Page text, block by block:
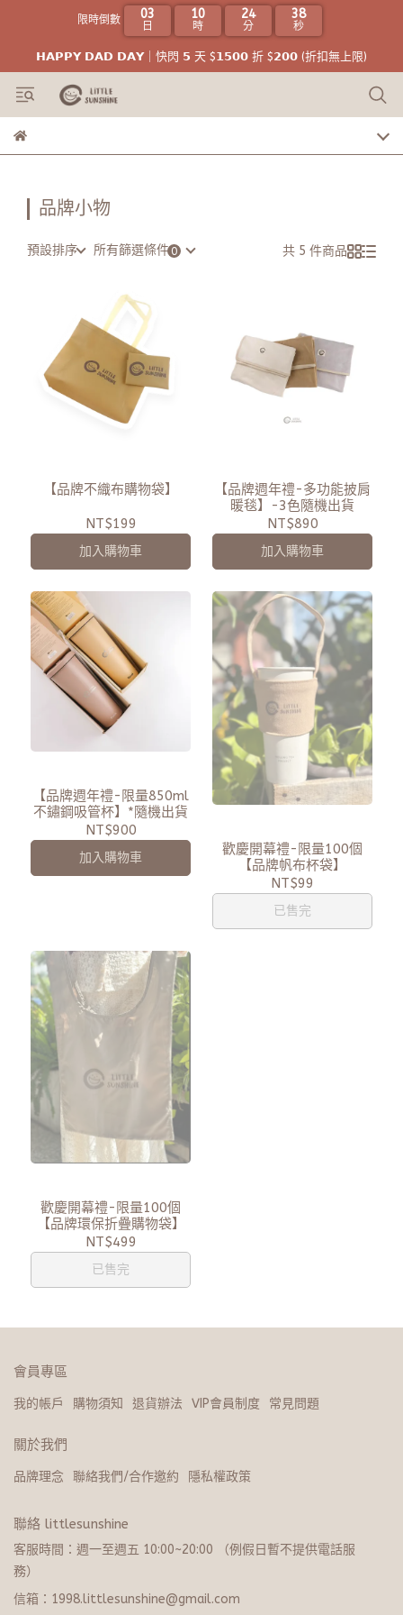
限時倒數 03
日
10
時
24
分
38
秒
𝗛𝗔𝗣𝗣𝗬 𝗗𝗔𝗗 𝗗𝗔𝗬｜快閃 𝟱 天 $𝟭𝟱𝟬𝟬 折 $𝟮𝟬𝟬 (折扣無上限)
品牌小物
預設排序 所有篩選條件 共 5 件商品
【品牌不織布購物袋】
NT$199
加入購物車
【品牌週年禮-多功能披肩
暖毯】-3色隨機出貨
NT$890
加入購物車
【品牌週年禮-限量850ml
不鏽鋼吸管杯】*隨機出貨
NT$900
加入購物車
歡慶開幕禮-限量100個
【品牌帆布杯袋】
NT$99
已售完
歡慶開幕禮-限量100個
【品牌環保折疊購物袋】
NT$499
已售完
會員專區
我的帳戶 購物須知 退貨辦法 VIP會員制度 常見問題
關於我們
品牌理念 聯絡我們/合作邀約 隱私權政策
聯絡 littlesunshine
客服時間：週一至週五 10:00~20:​0​0 （例假日暫不提供電話服
務）
信箱：1998.littlesunshine@gmail.com